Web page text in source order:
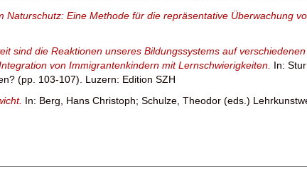
Naturschutz: Eine Methode für die repräsentative Überwachung
sind die Reaktionen unseres Bildungssystems auf
von Immigrantenkindern mit Lernschwierigkeiten. In:
(pp. 103-107). Luzern: Edition SZH
In: Berg, Hans Christoph; Schulze, Theodor (eds.)